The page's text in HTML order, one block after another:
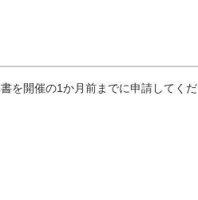
を開催の1か月前までに申請してくだ